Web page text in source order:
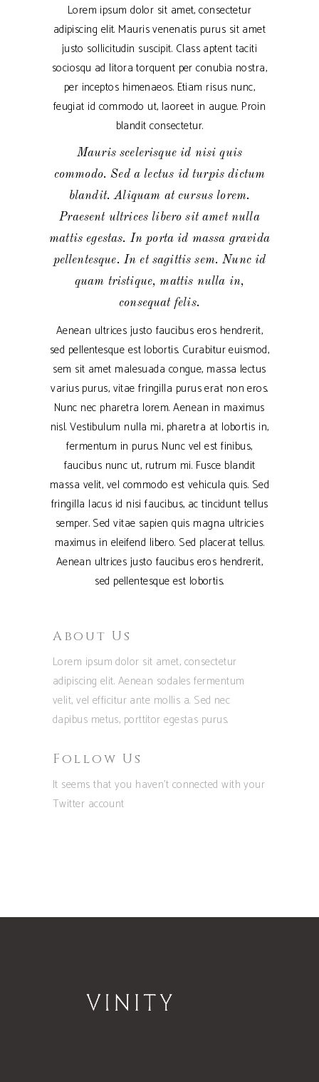
Lorem ipsum dolor sit amet, consectetur
adipiscing elit. Mauris venenatis purus sit amet
justo sollicitudin suscipit. Class aptent taciti
sociosqu ad litora torquent per conubia nostra,
per inceptos himenaeos. Etiam risus nunc,
feugiat id commodo ut, laoreet in augue. Proin
blandit consectetur.
Mauris scelerisque id nisi quis
commodo. Sed a lectus id turpis dictum
blandit. Aliquam at cursus lorem.
Praesent ultrices libero sit amet nulla
mattis egestas. In porta id massa gravida
pellentesque. In et sagittis sem. Nunc id
quam tristique, mattis nulla in,
consequat felis.
Aenean ultrices justo faucibus eros hendrerit,
sed pellentesque est lobortis. Curabitur euismod,
sem sit amet malesuada congue, massa lectus
varius purus, vitae fringilla purus erat non eros.
Nunc nec pharetra lorem. Aenean in maximus
nisl. Vestibulum nulla mi, pharetra at lobortis in,
fermentum in purus. Nunc vel est finibus,
faucibus nunc ut, rutrum mi. Fusce blandit
massa velit, vel commodo est vehicula quis. Sed
fringilla lacus id nisi faucibus, ac tincidunt tellus
semper. Sed vitae sapien quis magna ultricies
maximus in eleifend libero. Sed placerat tellus.
Aenean ultrices justo faucibus eros hendrerit,
sed pellentesque est lobortis.
About Us
Lorem ipsum dolor sit amet, consectetur
adipiscing elit. Aenean sodales fermentum
velit, vel efficitur ante mollis a. Sed nec
dapibus metus, porttitor egestas purus.
Follow Us
It seems that you haven't connected with your
Twitter account